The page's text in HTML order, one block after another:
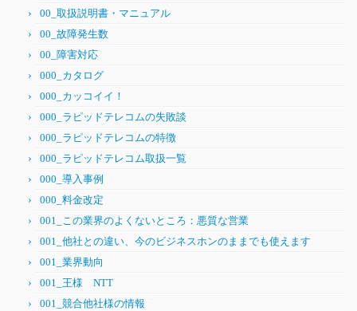
00_取扱説明書・マニュアル
00_故障発生数
00_障害対応
000_カタログ
000_カッコイイ！
000_ラピッドテレコムの失敗談
000_ラピッドテレコムの特徴
000_ラピッドテレコム取扱一覧
000_導入事例
000_料金改定
001_この業界のよくないところ：悪質な営業
001_他社との違い、今のビジネスホンのままでも使えます
001_業界動向
001_王様 NTT
001_競合他社様の情報